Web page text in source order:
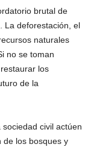
brutal de
La deforestación, el
naturales
no se toman
los
de la
civil actúen
de los bosques y